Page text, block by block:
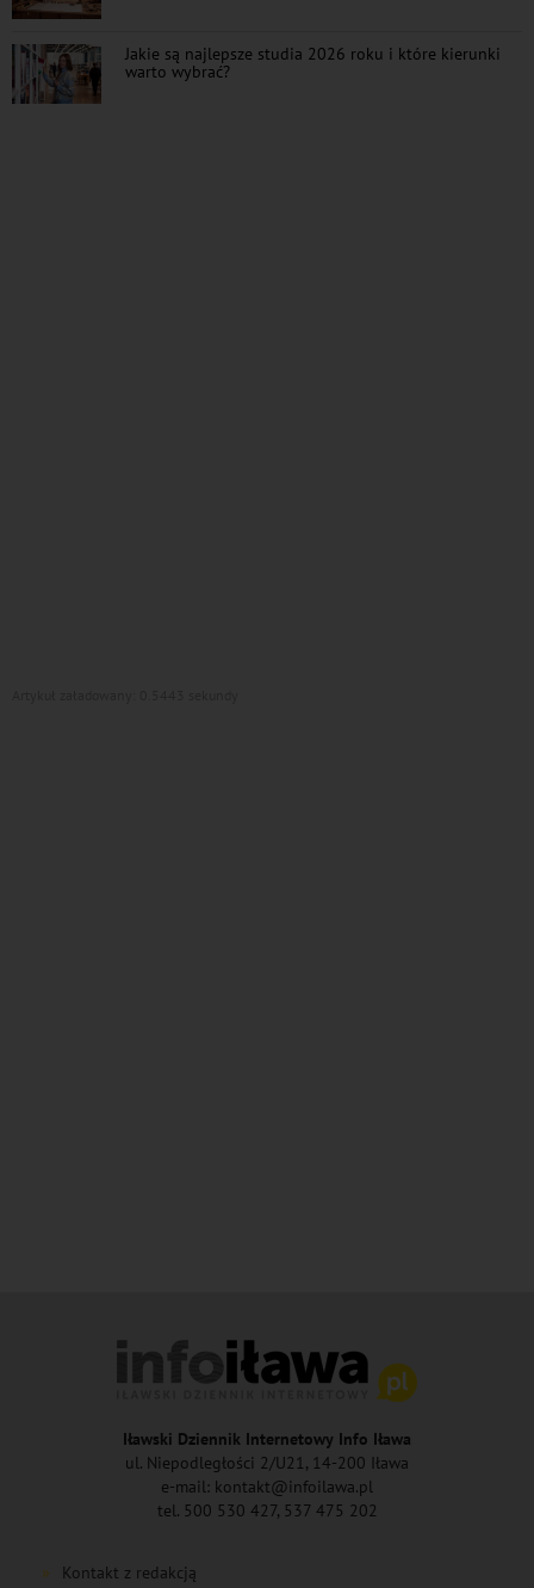
Jakie są najlepsze studia 2026 roku i które kierunki
warto wybrać?
Iławski Dziennik Internetowy Info Iława
ul. Niepodległości 2/U21, 14-200 Iława
e-mail: kontakt@infoilawa.pl
tel. 500 530 427, 537 475 202
Kontakt z redakcją